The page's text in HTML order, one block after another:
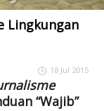
Lingkungan
18 Jul 2015
“Wajib”